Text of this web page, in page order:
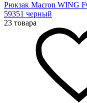
Рюкзак Macron WING
59351 черный
23 товара